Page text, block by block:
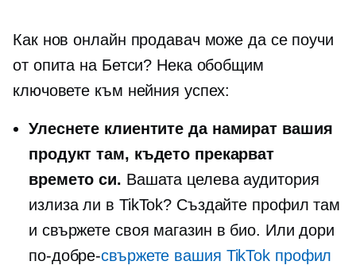
Как нов онлайн продавач може да се поучи
от опита на Бетси? Нека обобщим
ключовете към нейния успех:
Улеснете клиентите да намират вашия
продукт там, където прекарват
времето си. Вашата целева аудитория
излиза ли в TikTok? Създайте профил там
и свържете своя магазин в био. Или дори
по-добре-свържете вашия TikTok профил